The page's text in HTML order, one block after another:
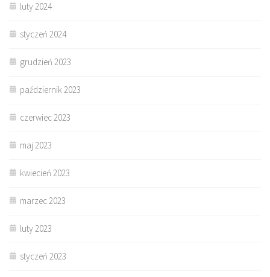
luty 2024
styczeń 2024
grudzień 2023
październik 2023
czerwiec 2023
maj 2023
kwiecień 2023
marzec 2023
luty 2023
styczeń 2023